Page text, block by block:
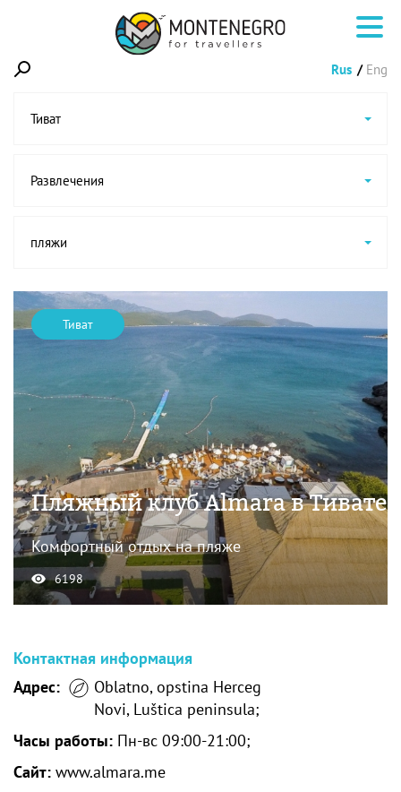
Rus Eng
Тиват
Развлечения
пляжи
Тиват
Пляжный клуб Almara в Тивате
Комфортный отдых на пляже
6198
Контактная информация
Адрес:
Oblatno, opstina Herceg
Novi, Luštica peninsula;
Часы работы: Пн-вс 09:00-21:00;
Сайт: www.almara.me